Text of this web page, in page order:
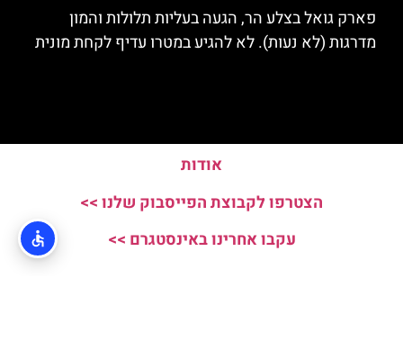
פארק גואל בצלע הר, הגעה בעליות תלולות והמון
מדרגות (לא נעות). לא להגיע במטרו עדיף לקחת מונית
אודות
הצטרפו לקבוצת הפייסבוק שלנו >>
עקבו אחרינו באינסטגרם >>